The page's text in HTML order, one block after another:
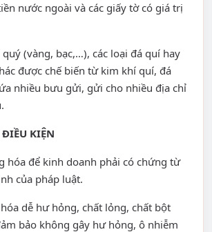
nước ngoài và các giấy tờ có giá trị
(vàng, bạc,…), các loại đá quí hay
được chế biến từ kim khí quí, đá
nhiều bưu gửi, gửi cho nhiều địa chỉ
KIỆN
hóa để kinh doanh phải có chứng từ
của pháp luật.
dễ hư hỏng, chất lỏng, chất bột
bảo không gây hư hỏng, ô nhiễm